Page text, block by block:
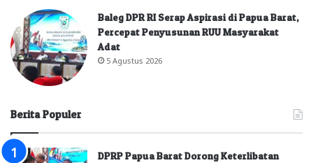
Baleg DPR RI Serap Aspirasi di Papua Barat,
Percepat Penyusunan RUU Masyarakat
Adat
5 Agustus 2026
Berita Populer
DPRP Papua Barat Dorong Keterlibatan